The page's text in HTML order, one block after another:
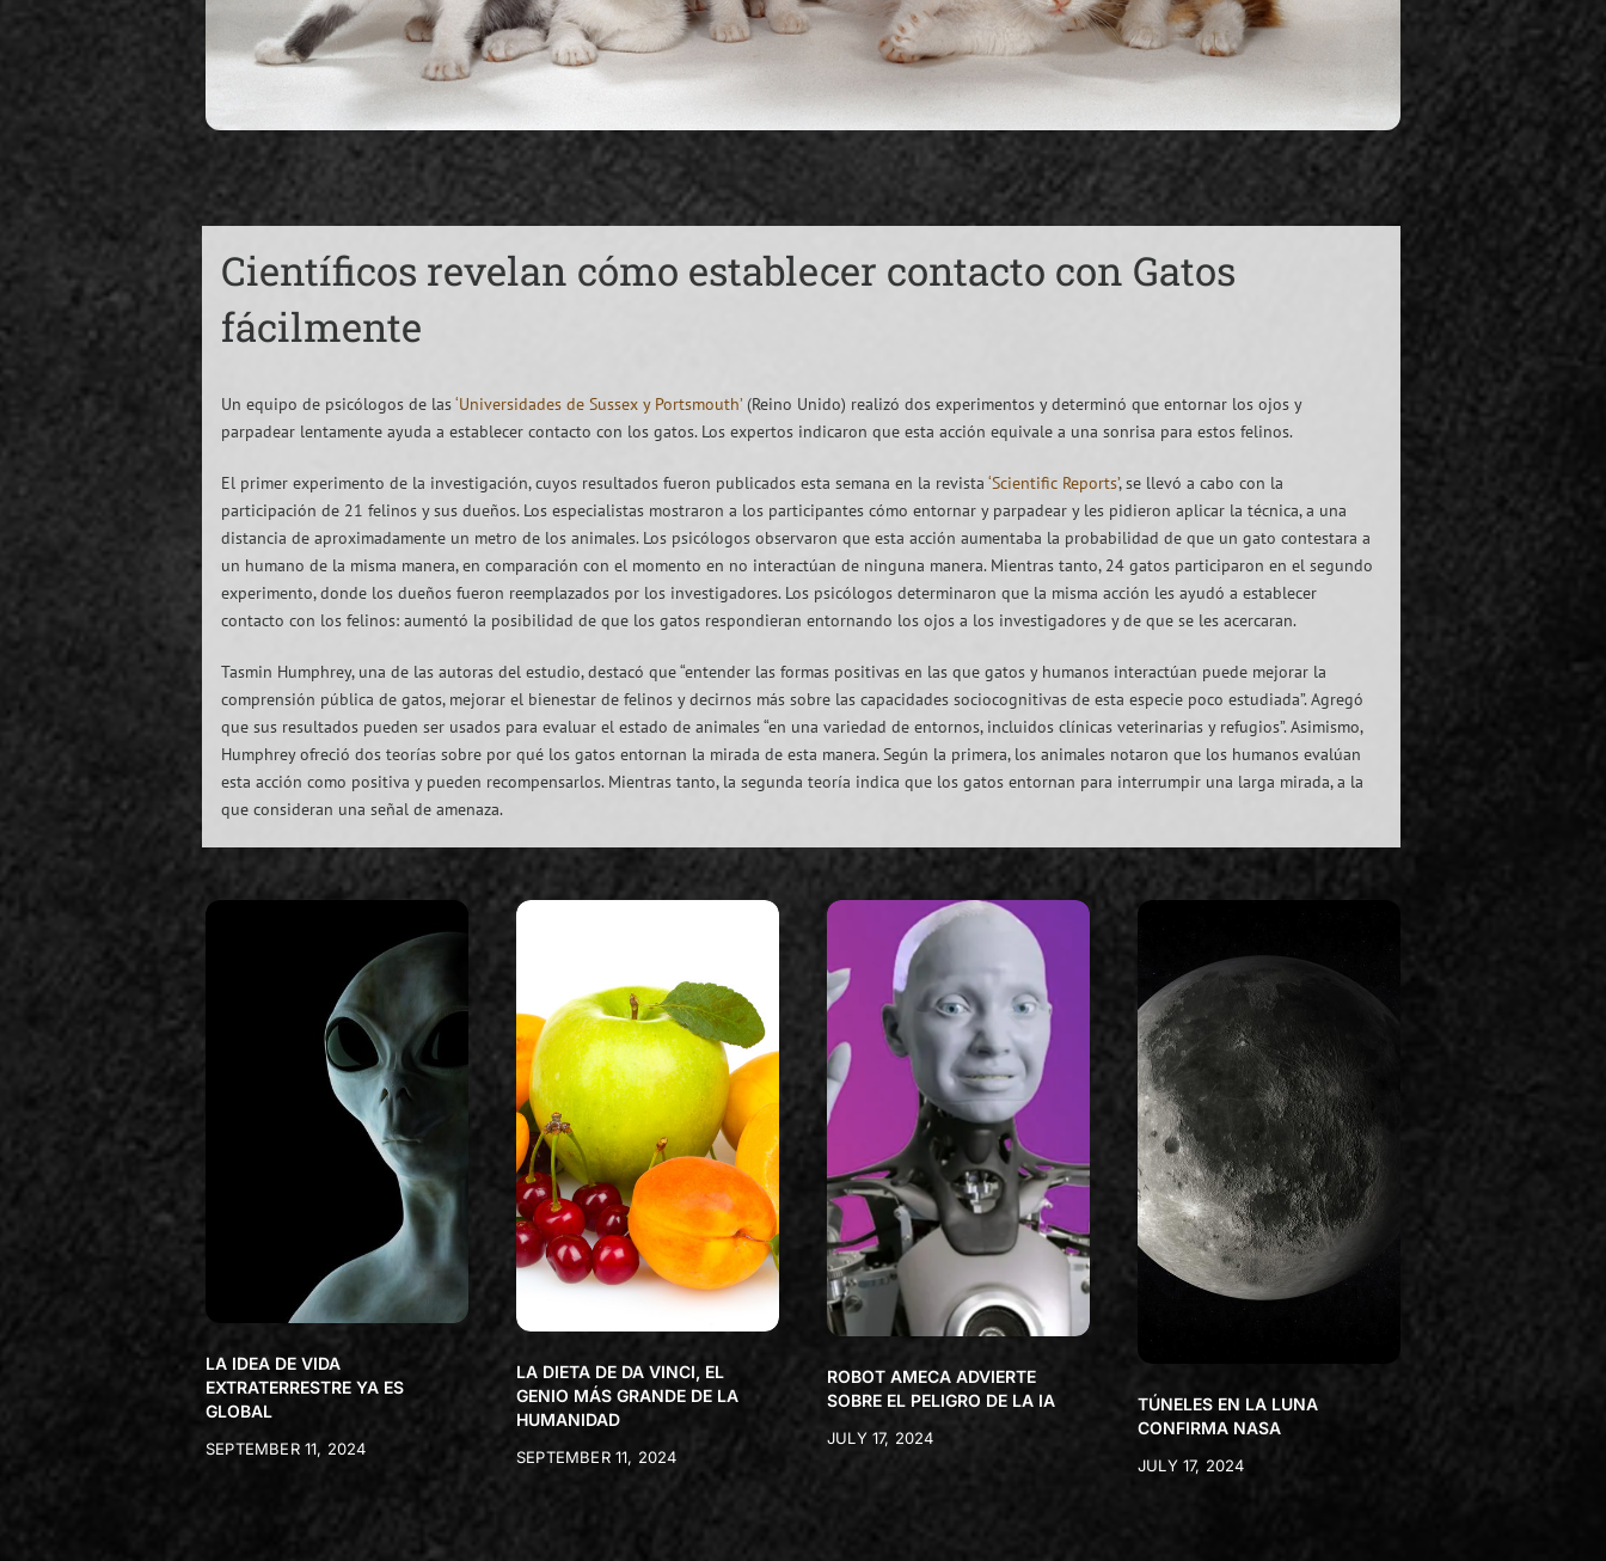
Científicos revelan cómo establecer contacto con Gatos
fácilmente
Un equipo de psicólogos de las‘Universidades de Sussex y Portsmouth’(Reino Unido) realizó dos experimentos y determinó que entornar los ojos y
parpadear lentamente ayuda a establecer contacto con los gatos. Los expertos indicaron que esta acción equivale a una sonrisa para estos felinos.
El primer experimento de la investigación, cuyos resultados fueron publicados esta semana en la revista ‘Scientific Reports’, se llevó a cabo con la
participación de 21 felinos y sus dueños. Los especialistas mostraron a los participantes cómo entornar y parpadear y les pidieron aplicar la técnica, a una
distancia de aproximadamente un metro de los animales. Los psicólogos observaron que esta acción aumentaba la probabilidad de que un gato contestara a
un humano de la misma manera, en comparación con el momento en no interactúan de ninguna manera. Mientras tanto, 24 gatos participaron en el segundo
experimento, donde los dueños fueron reemplazados por los investigadores. Los psicólogos determinaron que la misma acción les ayudó a establecer
contacto con los felinos: aumentó la posibilidad de que los gatos respondieran entornando los ojos a los investigadores y de que se les acercaran.
Tasmin Humphrey, una de las autoras del estudio, destacó que “entender las formas positivas en las que gatos y humanos interactúan puede mejorar la
comprensión pública de gatos, mejorar el bienestar de felinos y decirnos más sobre las capacidades sociocognitivas de esta especie poco estudiada”. Agregó
que sus resultados pueden ser usados para evaluar el estado de animales “en una variedad de entornos, incluidos clínicas veterinarias y refugios”. Asimismo,
Humphrey ofreció dos teorías sobre por qué los gatos entornan la mirada de esta manera. Según la primera, los animales notaron que los humanos evalúan
esta acción como positiva y pueden recompensarlos. Mientras tanto, la segunda teoría indica que los gatos entornan para interrumpir una larga mirada, a la
que consideran una señal de amenaza.
LA IDEA DE VIDA
EXTRATERRESTRE YA ES
GLOBAL
SEPTEMBER 11, 2024
LA DIETA DE DA VINCI, EL
GENIO MÁS GRANDE DE LA
HUMANIDAD
SEPTEMBER 11, 2024
ROBOT AMECA ADVIERTE
SOBRE EL PELIGRO DE LA IA
JULY 17, 2024
TÚNELES EN LA LUNA
CONFIRMA NASA
JULY 17, 2024